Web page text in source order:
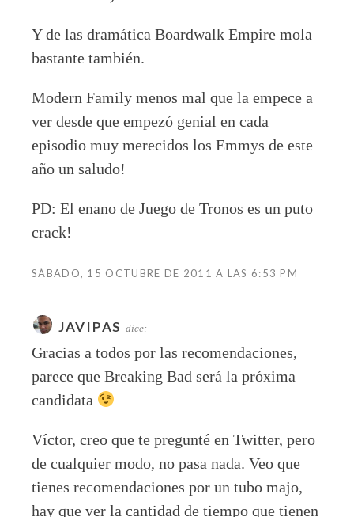
Y de las dramática Boardwalk Empire mola
bastante también.
Modern Family menos mal que la empece a
ver desde que empezó genial en cada
episodio muy merecidos los Emmys de este
año un saludo!
PD: El enano de Juego de Tronos es un puto
crack!
SÁBADO, 15 OCTUBRE DE 2011 A LAS 6:53 PM
JAVIPAS dice:
Gracias a todos por las recomendaciones,
parece que Breaking Bad será la próxima
candidata
Víctor, creo que te pregunté en Twitter, pero
de cualquier modo, no pasa nada. Veo que
tienes recomendaciones por un tubo majo,
hay que ver la cantidad de tiempo que tienen